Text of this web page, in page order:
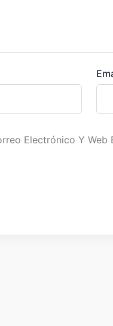
Electrónico Y Web